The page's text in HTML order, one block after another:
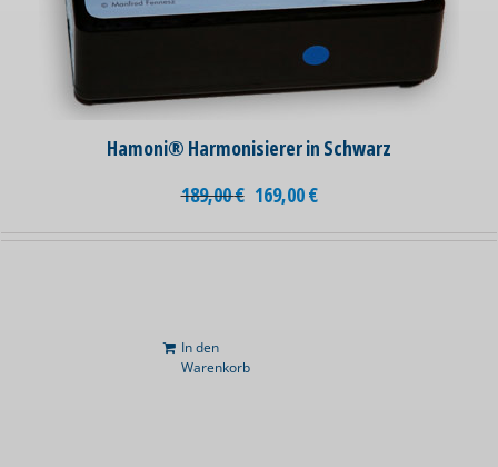
Hamoni® Harmonisierer in Schwarz
189,00€ 169,00€
In den
Warenkorb